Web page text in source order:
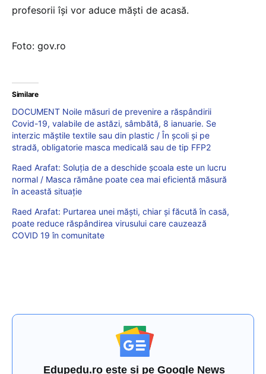
profesorii își vor aduce măști de acasă.
Foto: gov.ro
Similare
DOCUMENT Noile măsuri de prevenire a răspândirii
Covid-19, valabile de astăzi, sâmbătă, 8 ianuarie. Se
interzic măștile textile sau din plastic / În școli și pe
stradă, obligatorie masca medicală sau de tip FFP2
Raed Arafat: Soluția de a deschide școala este un lucru
normal / Masca rămâne poate cea mai eficientă măsură
în această situație
Raed Arafat: Purtarea unei măşti, chiar şi făcută în casă,
poate reduce răspândirea virusului care cauzează
COVID 19 în comunitate
Edupedu.ro este și pe Google News